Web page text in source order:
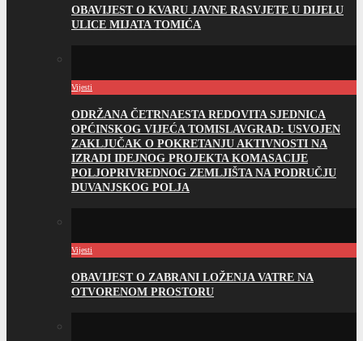
OBAVIJEST O KVARU JAVNE RASVJETE U DIJELU
ULICE MIJATA TOMIĆA
Vijesti
ODRŽANA ČETRNAESTA REDOVITA SJEDNICA
OPĆINSKOG VIJEĆA TOMISLAVGRAD: USVOJEN
ZAKLJUČAK O POKRETANJU AKTIVNOSTI NA
IZRADI IDEJNOG PROJEKTA KOMASACIJE
POLJOPRIVREDNOG ZEMLJIŠTA NA PODRUČJU
DUVANJSKOG POLJA
Vijesti
OBAVIJEST O ZABRANI LOŽENJA VATRE NA
OTVORENOM PROSTORU